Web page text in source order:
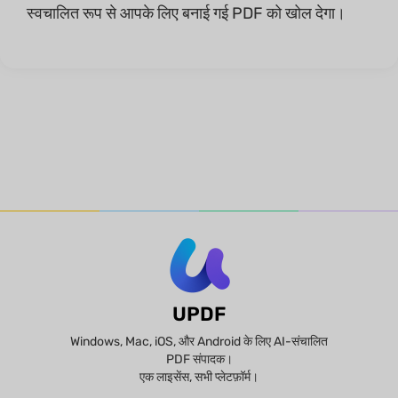
स्वचालित रूप से आपके लिए बनाई गई PDF को खोल देगा।
UPDF
Windows, Mac, iOS, और Android के लिए AI-संचालित
PDF संपादक।
एक लाइसेंस, सभी प्लेटफ़ॉर्म।